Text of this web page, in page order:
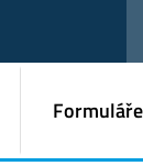
Formuláře